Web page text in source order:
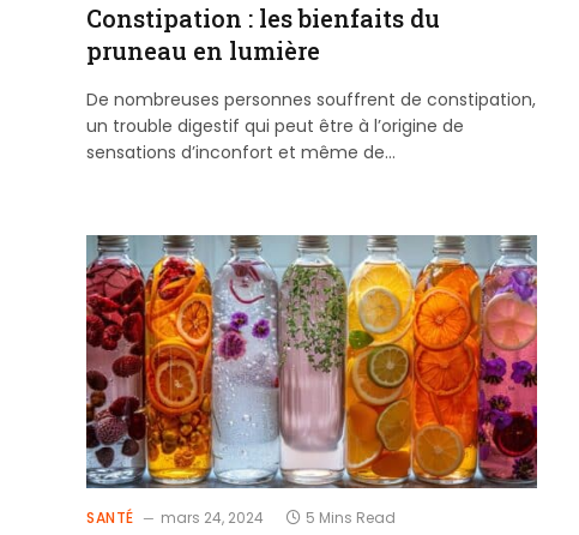
Constipation : les bienfaits du
pruneau en lumière
De nombreuses personnes souffrent de constipation,
un trouble digestif qui peut être à l’origine de
sensations d’inconfort et même de…
SANTÉ mars 24, 2024 5 Mins Read